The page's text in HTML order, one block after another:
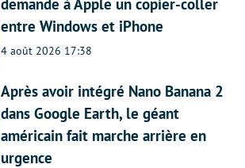
demande à Apple un copier-coller
entre Windows et iPhone
4 août 2026 17:38
Après avoir intégré Nano Banana 2
dans Google Earth, le géant
américain fait marche arrière en
urgence